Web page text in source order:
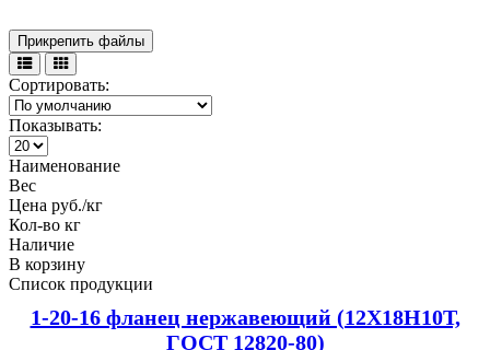
Прикрепить файлы
Сортировать:
Показывать:
Наименование
Вес
Цена руб./кг
Кол-во кг
Наличие
В корзину
Список продукции
1-20-16 фланец нержавеющий (12Х18Н10Т,
ГОСТ 12820-80)